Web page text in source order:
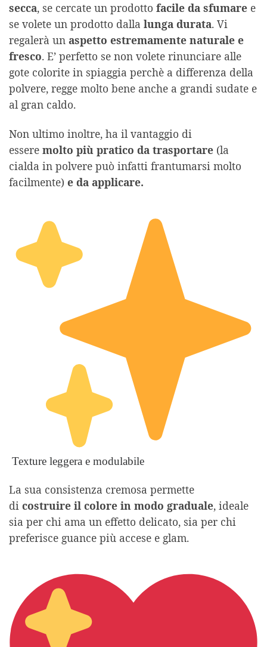
secca, se cercate un prodotto facile da sfumare e
se volete un prodotto dalla lunga durata. Vi
regalerà un aspetto estremamente naturale e
fresco. E’ perfetto se non volete rinunciare alle
gote colorite in spiaggia perchè a differenza della
polvere, regge molto bene anche a grandi sudate e
al gran caldo.
Non ultimo inoltre, ha il vantaggio di
essere molto più pratico da trasportare (la
cialda in polvere può infatti frantumarsi molto
facilmente) e da applicare.
Texture leggera e modulabile
La sua consistenza cremosa permette
di costruire il colore in modo graduale, ideale
sia per chi ama un effetto delicato, sia per chi
preferisce guance più accese e glam.